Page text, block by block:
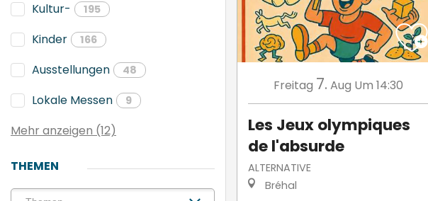
Kultur-
195
Kinder 166
Ausstellungen 48
Lokale Messen 9
Mehr anzeigen (12)
THEMEN
Freitag 7. Aug Um 14:30
Les Jeux olympiques
de l'absurde
ALTERNATIVE
Bréhal